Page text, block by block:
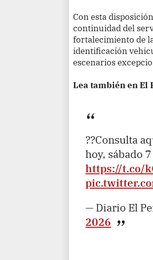
Con esta
continuidad del
fortalecimiento de
identificación
escenarios
Lea también en El
??Consulta
hoy, sábado
https://t.co/
— Diario El
2026